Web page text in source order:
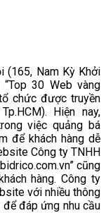
(165, Nam Kỳ Khởi
30 Web vàng
chức được truyền
Hiện nay,
việc quảng bá
để khách hàng dễ
Công ty TNHH
cũng
hàng. Công ty
với nhiều thông
đáp ứng nhu cầu